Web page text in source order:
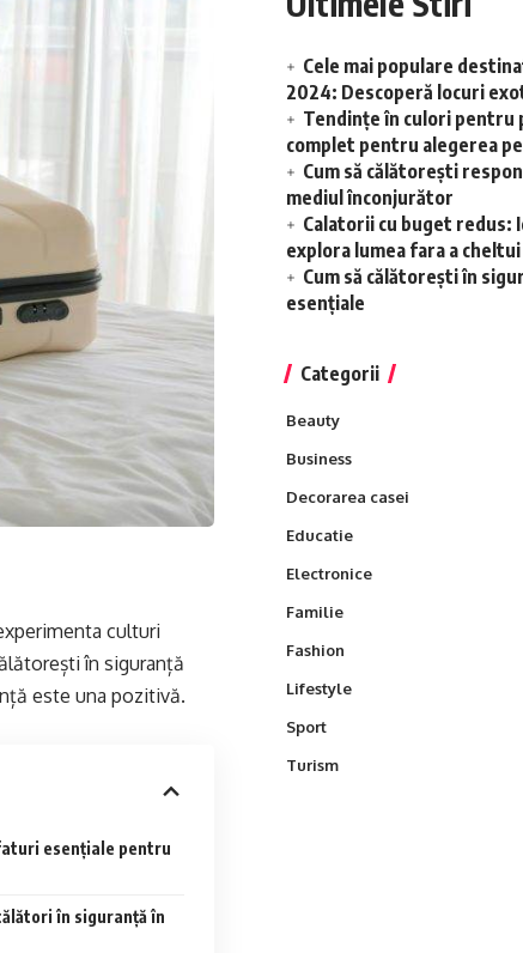
culturi
în siguranță
este una pozitivă.
esențiale pentru
în siguranță în
Cele mai populare
2024: Descoperă locuri
Tendințe în culori pentru
complet pentru alegerea
Cum să călătorești
mediul înconjurător
Calatorii cu buget redus:
explora lumea fara a
Cum să călătorești în
esențiale
Categorii
Beauty
Business
Decorarea casei
Educatie
Electronice
Familie
Fashion
Lifestyle
Sport
Turism